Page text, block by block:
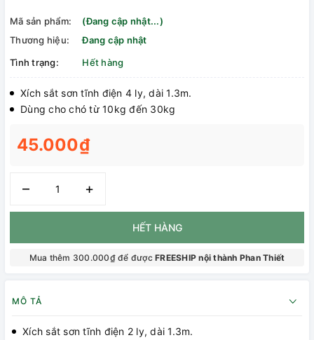
Mã sản phẩm:
(Đang cập nhật...)
Thương hiệu:
Đang cập nhật
Tình trạng:
Hết hàng
Xích sắt sơn tĩnh điện 4 ly, dài 1.3m.
Dùng cho chó từ 10kg đến 30kg
45.000₫
– +
HẾT HÀNG
Mua thêm 300.000₫ để đượcFREESHIP nội thành Phan Thiết
MÔ TẢ
Xích sắt sơn tĩnh điện 2 ly, dài 1.3m.